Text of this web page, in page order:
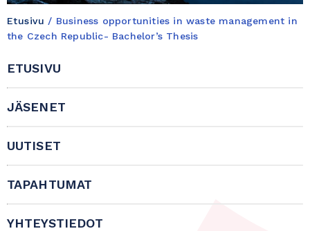
Etusivu / Business opportunities in waste management in
the Czech Republic- Bachelor’s Thesis
ETUSIVU
JÄSENET
UUTISET
TAPAHTUMAT
YHTEYSTIEDOT